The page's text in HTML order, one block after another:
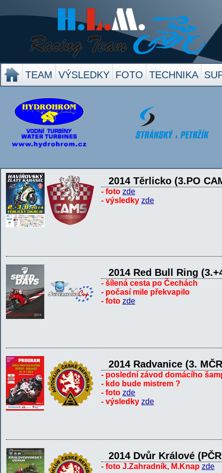
TEAM VÝSLEDKY FOTO TECHNIKA
2014 Těrlicko (3.PO
- foto zde
- výsledky zde
2014 Red Bull Ring
- šílená cesta po Čechách
- počasí mile překvapilo
- foto zde
2014 Radvanice (3.
- poslední závod domácího
- kdo bude mistrem ?
- foto zde
- výsledky zde
2014 Dvůr Králové
- foto J.Zahradník, M.Knap zde